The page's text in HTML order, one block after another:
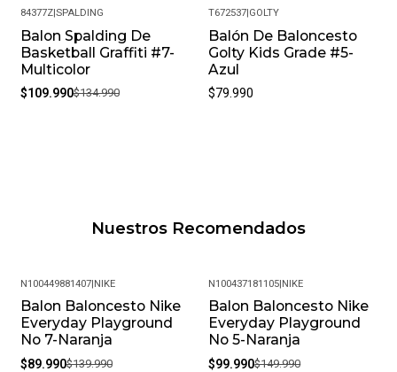
-19%
84377Z| SPALDING
Balon Spalding De
Basketball Graffiti #7-
Multicolor
$109.990$134.990
T672537 GOLTY
Balón De Baloncesto
Golty Kids Grade #5-
Azul
$79.990
Nuestros Recomendados
-36%
N100449881407|NIKE
Balon Baloncesto Nike
Everyday Playground
No 7-Naranja
$89.990$139.990
-33%
N100437181105|NIKE
Balon Baloncesto Nike
Everyday Playground
No 5-Naranja
$99.990$149.990